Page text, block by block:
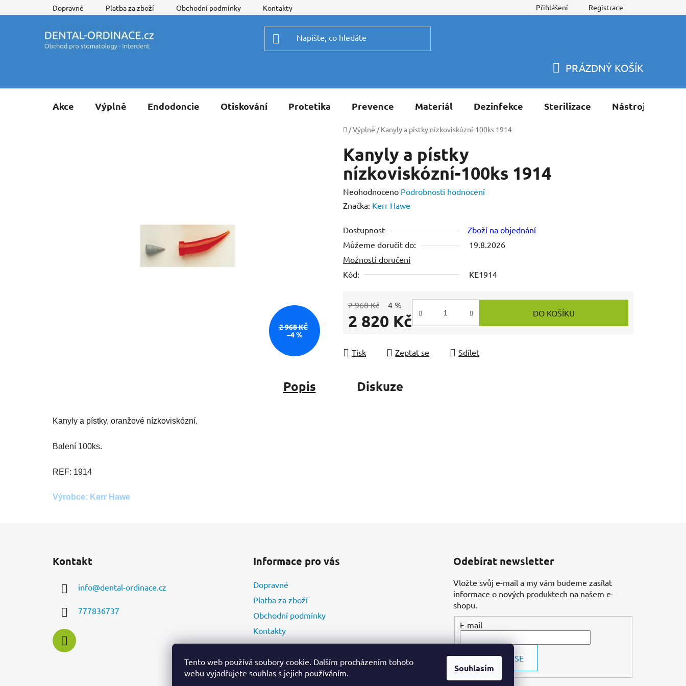
Tento web používá soubory cookie. Dalším procházením tohoto
webu vyjadřujete souhlas s jejich používáním.
Souhlasím
na
Dopravné Platba za zboží Obchodní podmínky Kontakty Přihlášení Registrace
KOŠÍK
PRÁZDNÝ KOŠÍK
Akce Výplně Endodoncie Otiskování Protetika Prevence Materiál Dezinfekce Sterilizace Nástroje
Domů
/Výplně / Kanyly a pístky nízkoviskózní-100ks 1914
Kanyly a pístky
nízkoviskózní-100ks 1914
Průměrné
hodnocení
je
0,0
z
5
Neohodnoceno Podrobnosti hodnocení
Značka: Kerr Hawe
Dostupnost
Zboží na objednání
Můžeme doručit do:
19.8.2026
Možnosti doručení
Kód:
KE1914
2 968 Kč –4 %
2 820 Kč DO KOŠÍKU
Tisk Zeptat se Sdílet
2 968 KČ
–4 %
Popis Diskuze
Kanyly a pístky, oranžové nízkoviskózní.
Balení 100ks.
REF: 1914
Výrobce: Kerr Hawe
Kontakt
info@dental-ordinace.cz
777836737
Informace pro vás
Dopravné
Platba za zboží
Obchodní podmínky
Kontakty
Odebírat newsletter
Vložte svůj e-mail a my vám budeme zasílat
informace o nových produktech na našem e-
shopu.
E-mail
PŘIHLÁSIT SE